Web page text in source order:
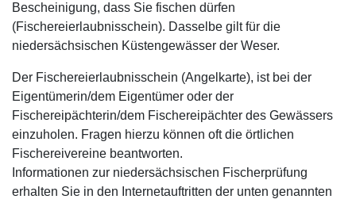
Bescheinigung, dass Sie fischen dürfen
(Fischereierlaubnisschein). Dasselbe gilt für die
niedersächsischen Küstengewässer der Weser.
Der Fischereierlaubnisschein (Angelkarte), ist bei der
Eigentümerin/dem Eigentümer oder der
Fischereipächterin/dem Fischereipächter des Gewässers
einzuholen. Fragen hierzu können oft die örtlichen
Fischereivereine beantworten.
Informationen zur niedersächsischen Fischerprüfung
erhalten Sie in den Internetauftritten der unten genannten